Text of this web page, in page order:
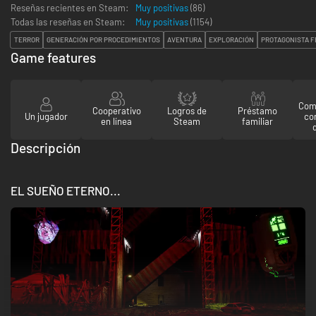
Reseñas recientes en Steam:
Muy positivas(86)
Todas las reseñas en Steam:
Muy positivas(1154)
TERROR GENERACIÓN POR PROCEDIMIENTOS AVENTURA EXPLORACIÓN PROTAGONISTA
Game features
Un jugador
Cooperativo
en línea
Logros de
Steam
Préstamo
familiar
Descripción
EL SUEÑO ETERNO...